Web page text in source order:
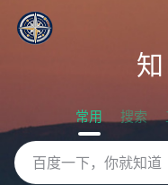
常用 搜索